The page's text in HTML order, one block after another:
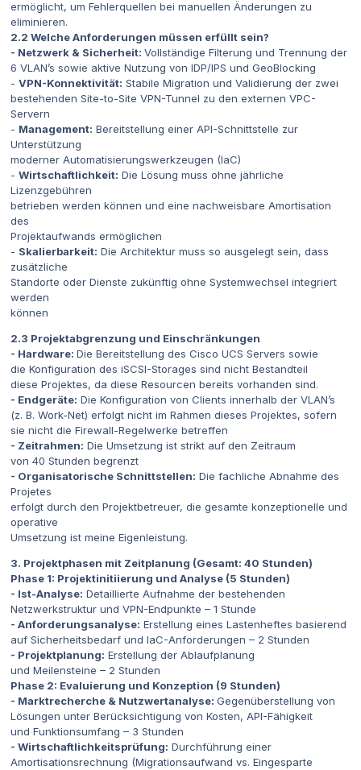
ermöglicht, um Fehlerquellen bei manuellen Änderungen zu
eliminieren.
2.2 Welche Anforderungen müssen erfüllt sein?
- Netzwerk & Sicherheit: Vollständige Filterung und Trennung der
6 VLAN’s sowie aktive Nutzung von IDP/IPS und GeoBlocking
- VPN-Konnektivität: Stabile Migration und Validierung der zwei
bestehenden Site-to-Site VPN-Tunnel zu den externen VPC-
Servern
- Management: Bereitstellung einer API-Schnittstelle zur
Unterstützung
moderner Automatisierungswerkzeugen (IaC)
- Wirtschaftlichkeit: Die Lösung muss ohne jährliche
Lizenzgebühren
betrieben werden können und eine nachweisbare Amortisation
des
Projektaufwands ermöglichen
- Skalierbarkeit: Die Architektur muss so ausgelegt sein, dass
zusätzliche
Standorte oder Dienste zukünftig ohne Systemwechsel integriert
werden
können
2.3 Projektabgrenzung und Einschränkungen
- Hardware: Die Bereitstellung des Cisco UCS Servers sowie
die Konfiguration des iSCSI-Storages sind nicht Bestandteil
diese Projektes, da diese Resourcen bereits vorhanden sind.
- Endgeräte: Die Konfiguration von Clients innerhalb der VLAN’s
(z. B. Work-Net) erfolgt nicht im Rahmen dieses Projektes, sofern
sie nicht die Firewall-Regelwerke betreffen
- Zeitrahmen: Die Umsetzung ist strikt auf den Zeitraum
von 40 Stunden begrenzt
- Organisatorische Schnittstellen: Die fachliche Abnahme des
Projetes
erfolgt durch den Projektbetreuer, die gesamte konzeptionelle und
operative
Umsetzung ist meine Eigenleistung.
3. Projektphasen mit Zeitplanung (Gesamt: 40 Stunden)
Phase 1: Projektinitiierung und Analyse (5 Stunden)
- Ist-Analyse: Detaillierte Aufnahme der bestehenden
Netzwerkstruktur und VPN-Endpunkte – 1 Stunde
- Anforderungsanalyse: Erstellung eines Lastenheftes basierend
auf Sicherheitsbedarf und IaC-Anforderungen – 2 Stunden
- Projektplanung: Erstellung der Ablaufplanung
und Meilensteine – 2 Stunden
Phase 2: Evaluierung und Konzeption (9 Stunden)
- Marktrecherche & Nutzwertanalyse: Gegenüberstellung von
Lösungen unter Berücksichtigung von Kosten, API-Fähigkeit
und Funktionsumfang – 3 Stunden
- Wirtschaftlichkeitsprüfung: Durchführung einer
Amortisationsrechnung (Migrationsaufwand vs. Eingesparte